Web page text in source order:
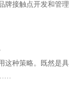
接触点开发和管
种策略。既然是
……